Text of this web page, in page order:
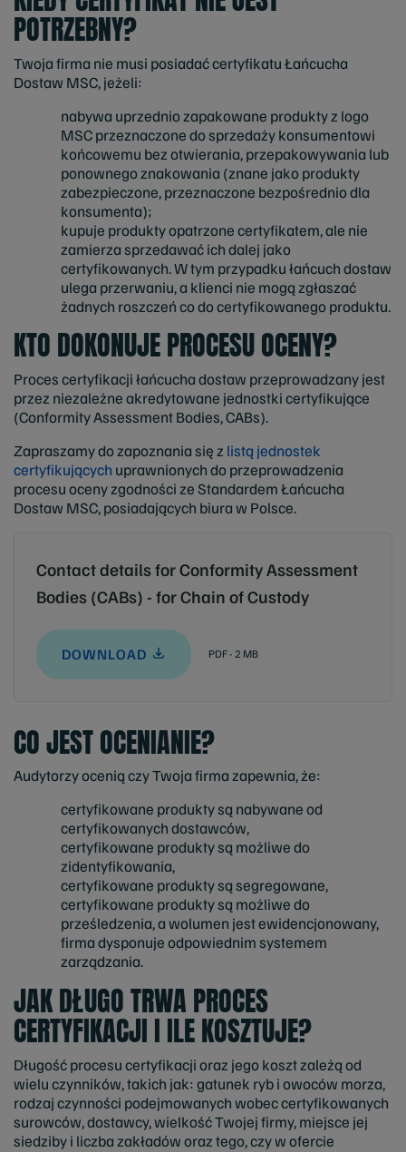
POTRZEBNY?
Twoja firma nie musi posiadać certyfikatu Łańcucha
Dostaw MSC, jeżeli:
nabywa uprzednio zapakowane produkty z logo
MSC przeznaczone do sprzedaży konsumentowi
końcowemu bez otwierania, przepakowywania lub
ponownego znakowania (znane jako produkty
zabezpieczone, przeznaczone bezpośrednio dla
konsumenta);
kupuje produkty opatrzone certyfikatem, ale nie
zamierza sprzedawać ich dalej jako
certyfikowanych. W tym przypadku łańcuch dostaw
ulega przerwaniu, a klienci nie mogą zgłaszać
żadnych roszczeń co do certyfikowanego produktu.
KTO DOKONUJE PROCESU OCENY?
Proces certyfikacji łańcucha dostaw przeprowadzany jest
przez niezależne akredytowane jednostki certyfikujące
(Conformity Assessment Bodies, CABs).
Zapraszamy do zapoznania się z listą jednostek
certyfikujących uprawnionych do przeprowadzenia
procesu oceny zgodności ze Standardem Łańcucha
Dostaw MSC, posiadających biura w Polsce.
Contact details for Conformity Assessment
Bodies (CABs) - for Chain of Custody
DOWNLOAD PDF - 2 MB
CO JEST OCENIANIE?
Audytorzy ocenią czy Twoja firma zapewnia, że:
certyfikowane produkty są nabywane od
certyfikowanych dostawców,
certyfikowane produkty są możliwe do
zidentyfikowania,
certyfikowane produkty są segregowane,
certyfikowane produkty są możliwe do
prześledzenia, a wolumen jest ewidencjonowany,
firma dysponuje odpowiednim systemem
zarządzania.
JAK DŁUGO TRWA PROCES
CERTYFIKACJI I ILE KOSZTUJE?
Długość procesu certyfikacji oraz jego koszt zależą od
wielu czynników, takich jak: gatunek ryb i owoców morza,
rodzaj czynności podejmowanych wobec certyfikowanych
surowców, dostawcy, wielkość Twojej firmy, miejsce jej
siedziby i liczba zakładów oraz tego, czy w ofercie